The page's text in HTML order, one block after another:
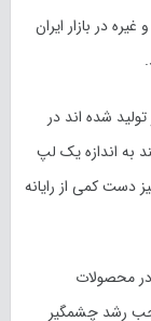
در بازار ایران
شده اند در
به اندازه یک لپ
دست کمی از رایانه
بعضی از ویژگی های منحصر به فرد مانند قلم SPen در محصولات
رشد چشمگیر